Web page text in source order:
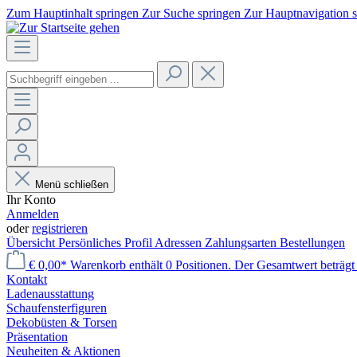
Zum Hauptinhalt springen Zur Suche springen Zur Hauptnavigation
Menü schließen
Ihr Konto
Anmelden
oderregistrieren
Übersicht Persönliches Profil Adressen Zahlungsarten Bestellungen
€ 0,00* Warenkorb enthält 0 Positionen. Der Gesamtwert
Kontakt
Laden­ausstattung
Schaufenster­figuren
Dekobüsten & Torsen
Präsentation
Neuheiten & Aktionen